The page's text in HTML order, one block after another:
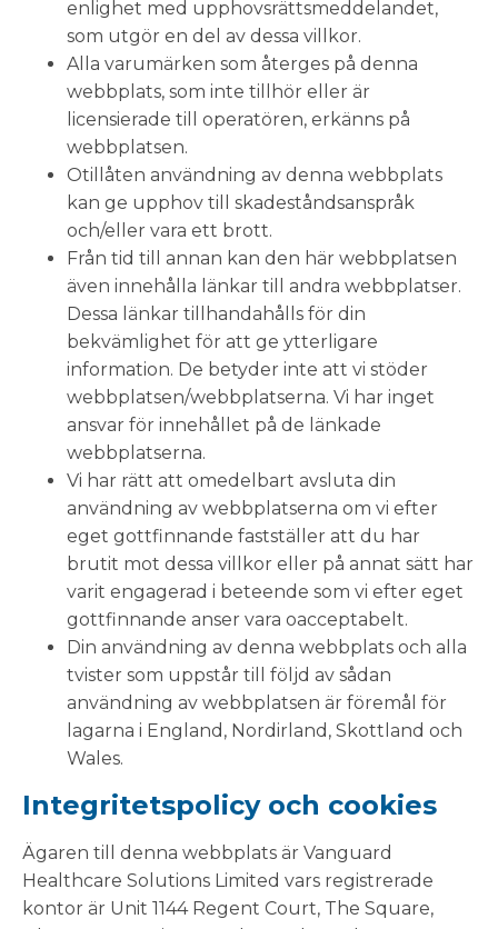
enlighet med upphovsrättsmeddelandet,
som utgör en del av dessa villkor.
Alla varumärken som återges på denna
webbplats, som inte tillhör eller är
licensierade till operatören, erkänns på
webbplatsen.
Otillåten användning av denna webbplats
kan ge upphov till skadeståndsanspråk
och/eller vara ett brott.
Från tid till annan kan den här webbplatsen
även innehålla länkar till andra webbplatser.
Dessa länkar tillhandahålls för din
bekvämlighet för att ge ytterligare
information. De betyder inte att vi stöder
webbplatsen/webbplatserna. Vi har inget
ansvar för innehållet på de länkade
webbplatserna.
Vi har rätt att omedelbart avsluta din
användning av webbplatserna om vi efter
eget gottfinnande fastställer att du har
brutit mot dessa villkor eller på annat sätt har
varit engagerad i beteende som vi efter eget
gottfinnande anser vara oacceptabelt.
Din användning av denna webbplats och alla
tvister som uppstår till följd av sådan
användning av webbplatsen är föremål för
lagarna i England, Nordirland, Skottland och
Wales.
Integritetspolicy och cookies
Ägaren till denna webbplats är Vanguard
Healthcare Solutions Limited vars registrerade
kontor är Unit 1144 Regent Court, The Square,